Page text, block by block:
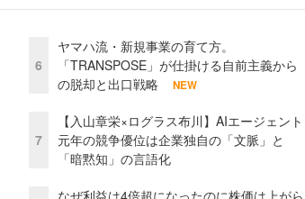
6
ヤマハ流・新規事業の育て方。
「TRANSPOSE」が仕掛ける自前主義から
の脱却と出口戦略
NEW
7
【入山章栄×ログラス布川】AIエージェント
元年の競争優位は企業独自の「文脈」と
「暗黙知」の言語化
なぜ利益は4倍超になったのに株価は上がら